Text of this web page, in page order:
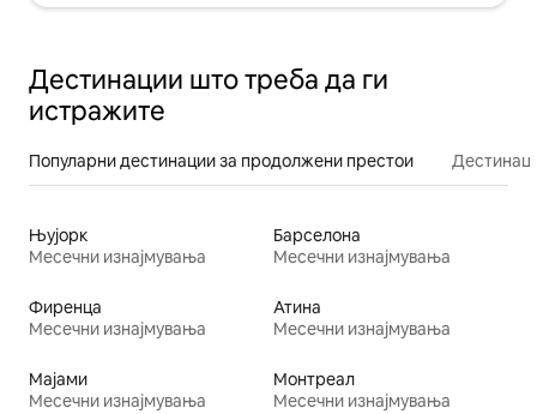
Дестинации што треба да ги
истражите
Популарни дестинации за продолжени престои
Њујорк
Месечни изнајмувања
Барселона
Месечни изнајмувања
Фиренца
Месечни изнајмувања
Атина
Месечни изнајмувања
Мајами
Месечни изнајмувања
Монтреал
Месечни изнајмувања